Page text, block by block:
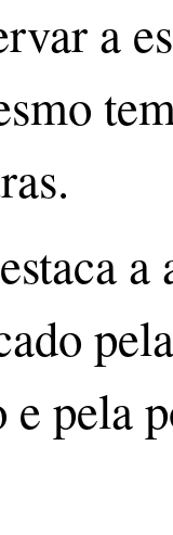
a
a
pela